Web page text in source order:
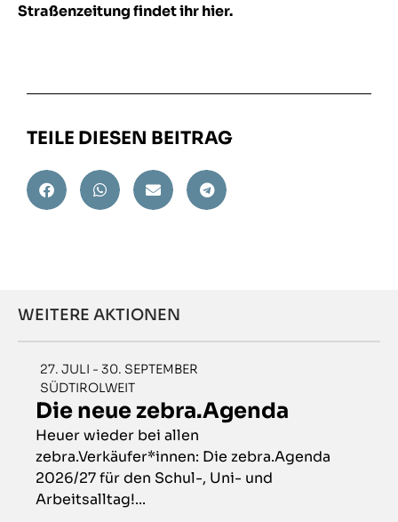
Straßenzeitungfindet ihr hier.
TEILE DIESEN BEITRAG
WEITERE AKTIONEN
27. JULI - 30. SEPTEMBER
SÜDTIROLWEIT
Die neue zebra.Agenda
Heuer wieder bei allen
zebra.Verkäufer*innen: Die zebra.Agenda
2026/27 für den Schul-, Uni- und
Arbeitsalltag!...